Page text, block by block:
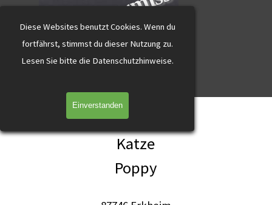
Diese Websites benutzt Cookies. Wenn du
fortfährst, stimmst du dieser Nutzung zu.
Lesen Sie bitte die Datenschutzhinweise.
Einverstanden
Direkt zum Seiteninhalt
Poppy Erkheim schildpatt
Katze
Poppy